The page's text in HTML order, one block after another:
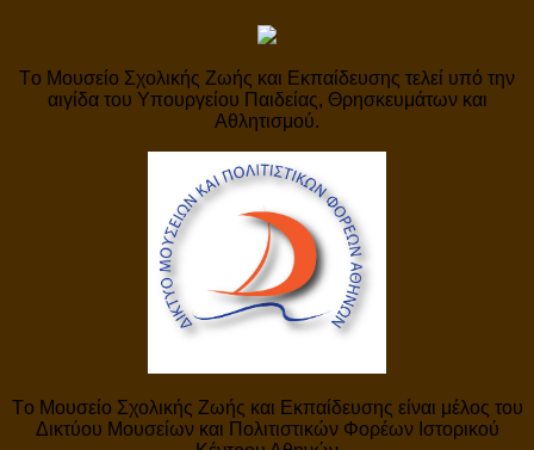
Tο Μουσείο Σχολικής Ζωής και Εκπαίδευσης τελεί υπό την
αιγίδα του Υπουργείου Παιδείας, Θρησκευμάτων και
Αθλητισμού.
Tο Μουσείο Σχολικής Ζωής και Εκπαίδευσης είναι μέλος του
Δικτύου Μουσείων και Πολιτιστικών Φορέων Ιστορικού